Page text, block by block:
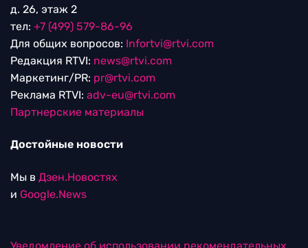
д. 26, этаж 2
тел: +7 (499) 579-86-96
Для общих вопросов: Infortvi@rtvi.com
Редакция RTVI: news@rtvi.com
Маркетинг/PR: pr@rtvi.com
Реклама RTVI: adv-eu@rtvi.com
Партнерские материалы
Достойные новости
Мы в Дзен.Новостях
и Google.News